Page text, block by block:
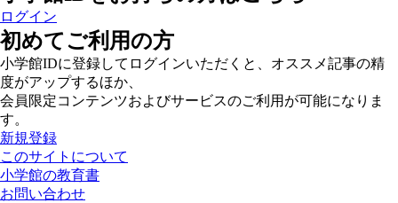
ログイン
初めてご利用の方
小学館IDに登録してログインいただくと、オススメ記事の精
度がアップするほか、
会員限定コンテンツおよびサービスのご利用が可能になりま
す。
新規登録
このサイトについて
小学館の教育書
お問い合わせ